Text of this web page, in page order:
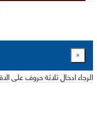
×
الرجاء ادخال ثلاثة حروف على